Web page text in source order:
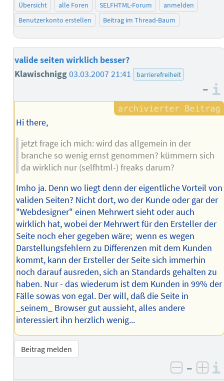
Übersicht alle Foren SELFHTML-Forum
anmelden
Benutzerkonto erstellen
Beitrag im Thread-Baum
valide seiten wirklich besser?
Klawischnigg03.03.2007 21:41 barrierefreiheit
–
Hi there,
jetzt frage ich mich: wird das allgemein in der
branche so wenig ernst genommen? kümmern sich
da wirklich nur (selfhtml-) freaks darum?
Imho ja. Denn wo liegt denn der eigentliche Vorteil von
validen Seiten? Nicht dort, wo der Kunde oder gar der
"Webdesigner" einen Mehrwert sieht oder auch
wirklich hat, wobei der Mehrwert für den Ersteller der
Seite noch eher gegeben wäre; wenn es wegen
Darstellungsfehlern zu Differenzen mit dem Kunden
kommt, kann der Ersteller der Seite sich immerhin
noch darauf ausreden, sich an Standards gehalten zu
haben. Nur - das wiederum ist dem Kunden in 99% der
Fälle sowas von egal. Der will, daß die Seite in
_seinem_ Browser gut aussieht, alles andere
interessiert ihn herzlich wenig...
Beitrag melden
negativ
–